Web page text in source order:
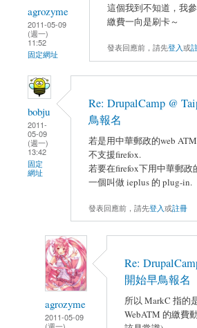
agrozyme
2011-05-09
(週一)
11:52
固定網址
這個我到不知道，我
繳費一向是刷卡～
發表回應前，請先登入或
bobju
2011-
05-09
(週一)
13:42
固定
網址
Re: DrupalCamp @
鳥報名
若是用中華郵政的web
不支援firefox.
若要在firefox下用中華郵政
一個叫做 ieplus 的 plug-in.
發表回應前，請先登入或註冊
agrozyme
2011-05-09
Re:
開始早鳥報名
所以 MarkC 指的
WebATM 的繳費